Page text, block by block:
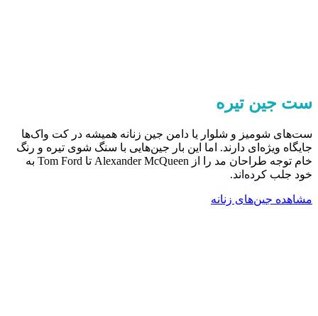
ست جین تیره
ست‌های شومیز و شلوار یا دامن جین زنانه همیشه در کت واک‌ها
جایگاه ویژه‌ای دارند. اما این بار جین‌هایی با سنگ شوی تیره و رنگ
خام توجه طراحان مد را از Alexander McQueen تا Tom Ford به
خود جلب کرده‌اند.
مشاهده جین‌های زنانه